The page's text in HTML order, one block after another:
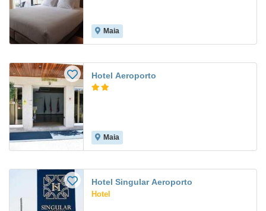
Maia
Hotel Aeroporto
Maia
Hotel Singular Aeroporto
Hotel